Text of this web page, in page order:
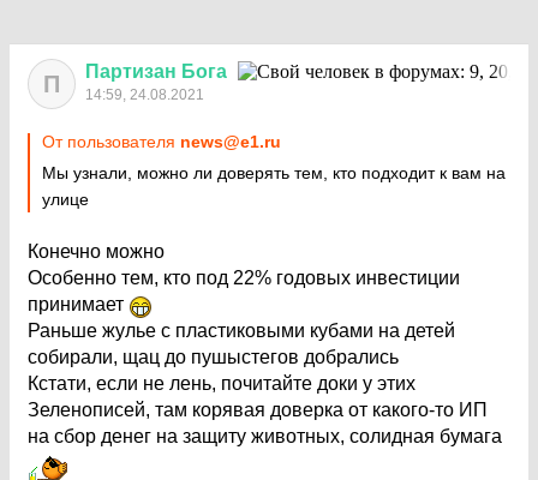
П Партизан Бога
14:59, 24.08.2021
От пользователя news@e1.ru
Мы узнали, можно ли доверять тем, кто подходит к вам на
улице
Конечно можно
Особенно тем, кто под 22% годовых инвестиции
принимает
Раньше жулье с пластиковыми кубами на детей
собирали, щац до пушыстегов добрались
Кстати, если не лень, почитайте доки у этих
Зеленописей, там корявая доверка от какого-то ИП
на сбор денег на защиту животных, солидная бумага